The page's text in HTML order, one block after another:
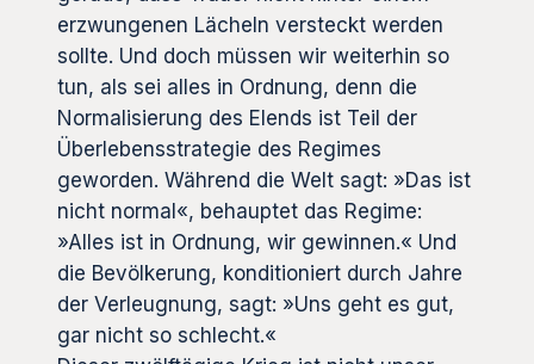
erzwungenen Lächeln versteckt werden
sollte. Und doch müssen wir weiterhin so
tun, als sei alles in Ordnung, denn die
Normalisierung des Elends ist Teil der
Überlebensstrategie des Regimes
geworden. Während die Welt sagt: »Das ist
nicht normal«, behauptet das Regime:
»Alles ist in Ordnung, wir gewinnen.« Und
die Bevölkerung, konditioniert durch Jahre
der Verleugnung, sagt: »Uns geht es gut,
gar nicht so schlecht.«